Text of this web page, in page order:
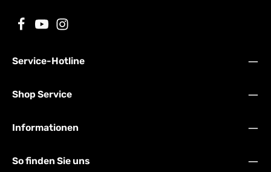
Service-Hotline
Shop Service
Informationen
So finden Sie uns